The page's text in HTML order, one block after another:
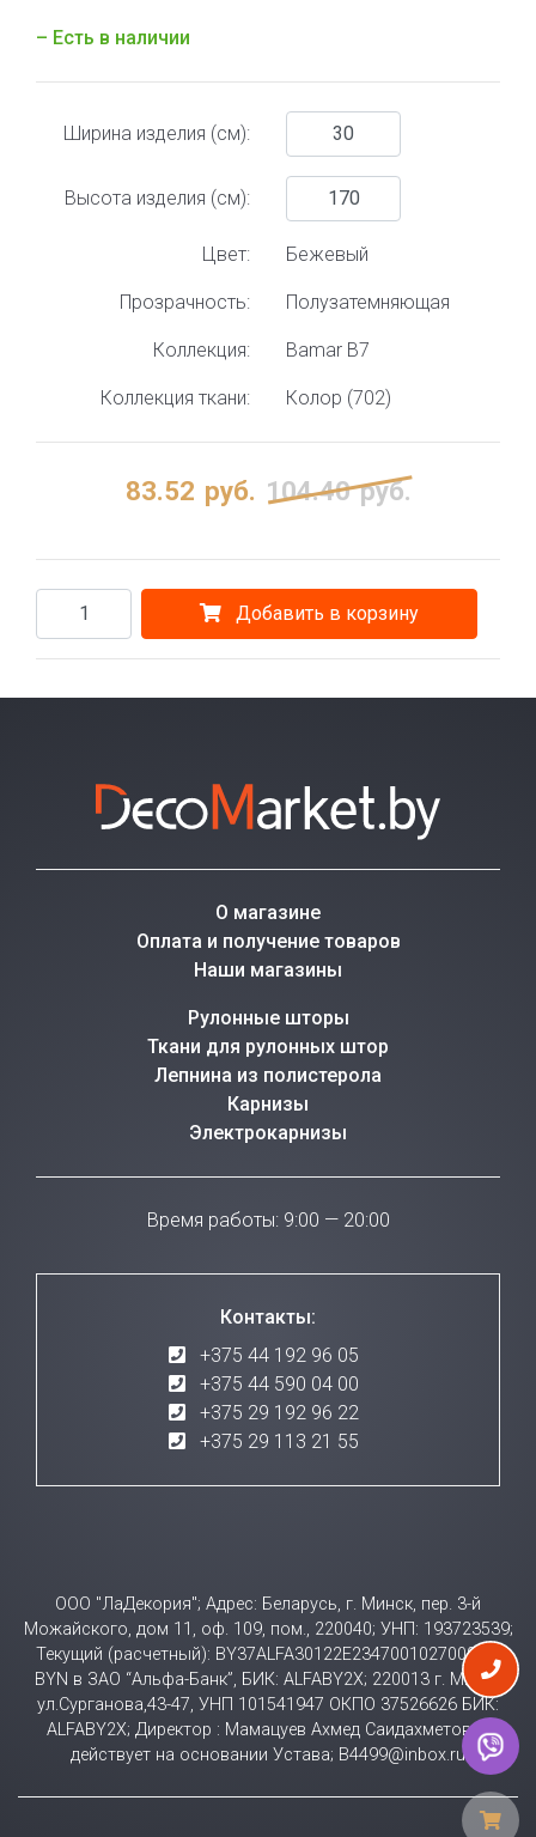
– Есть в наличии
Ширина изделия (см):
Высота изделия (см):
Цвет: Бежевый
Прозрачность: Полузатемняющая
Коллекция: Bamar B7
Коллекция ткани: Колор (702)
83.52 руб. 104.40 руб.
Добавить в корзину
О магазине
Оплата и получение товаров
Наши магазины
Рулонные шторы
Ткани для рулонных штор
Лепнина из полистерола
Карнизы
Электрокарнизы
Время работы: 9:00 — 20:00
Контакты:
+375 44 192 96 05
+375 44 590 04 00
+375 29 192 96 22
+375 29 113 21 55
ООО "ЛаДекория"; Адрес: Беларусь, г. Минск, пер. 3-й
Можайского, дом 11, оф. 109, пом., 220040; УНП: 193723539;
Текущий (расчетный): BY37ALFA30122E23470010270000 в
BYN в ЗАО “Альфа-Банк”, БИК: ALFABY2X; 220013 г. Минск
ул.Сурганова,43-47, УНП 101541947 ОКПО 37526626 БИК:
ALFABY2X; Директор : Мамацуев Ахмед Саидахметович
действует на основании Устава; B4499@inbox.ru